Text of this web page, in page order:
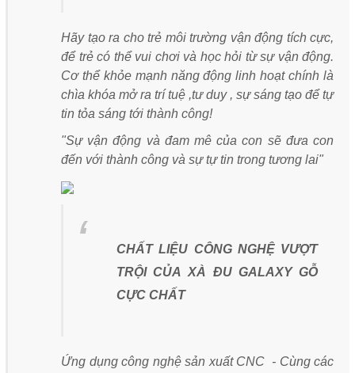
Hãy tạo ra cho trẻ môi trường vận động tích cực,
để trẻ có thể vui chơi và học hỏi từ sự vận động.
Cơ thể khỏe mạnh năng động linh hoạt chính là
chìa khóa mở ra trí tuệ ,tư duy , sự sáng tạo để tự
tin tỏa sáng tới thành công!
"Sự vận động và đam mê của con sẽ đưa con
đến với thành công và sự tự tin trong tương lai"
CHẤT LIỆU CÔNG NGHỆ VƯỢT
TRỘI CỦA XÀ ĐU GALAXY GỖ
CỰC CHẤT
Ứng dụng công nghệ sản xuất CNC - Cùng các